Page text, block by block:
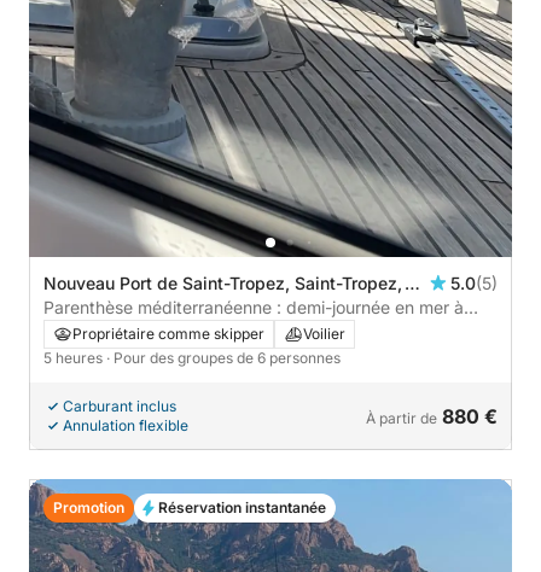
Nouveau Port de Saint-Tropez, Saint-Tropez,
France
5.0(5)
Parenthèse méditerranéenne : demi-journée en mer à
Saint-Tropez
Propriétaire comme skipper
Voilier
5 heures · Pour des groupes de 6 personnes
Carburant inclus
Annulation flexible
À partir de 880 €
Promotion Réservation instantanée